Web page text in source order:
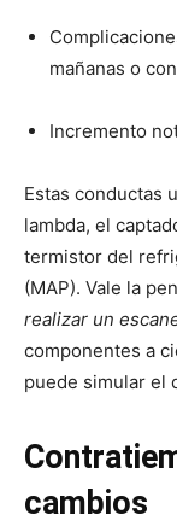
mañanas o
Incremento
Estas conductas
lambda, el
termistor del
(MAP). Vale la
realizar un
componentes a
puede simular el
cambios